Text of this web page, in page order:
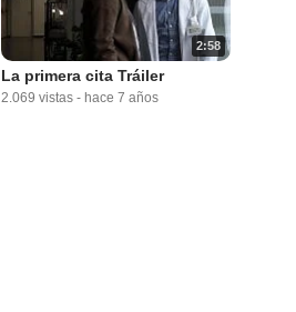
2:58
La primera cita Tráiler
2.069 vistas - hace 7 años